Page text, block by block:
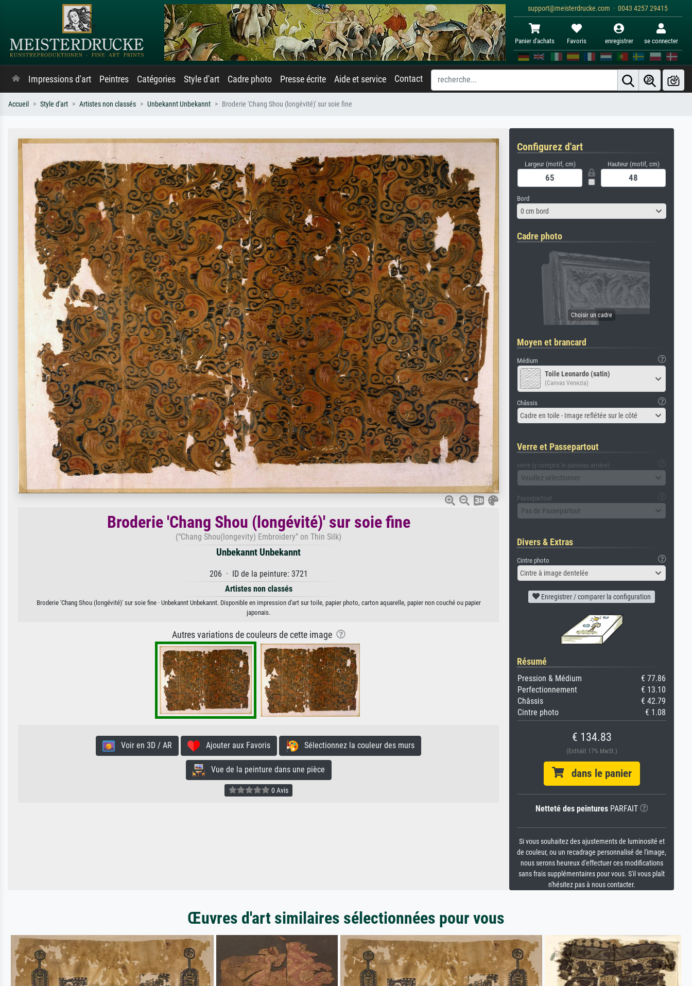
support@meisterdrucke.com · 0043 4257 29415
Panier d'achats Favoris enregistrer se connecter
Impressions d'art Peintres Catégories Style d'art Cadre photo Presse écrite Aide et service Contact
Accueil Style d'art Artistes non classés Unbekannt Unbekannt Broderie 'Chang Shou (longévité)' sur soie fine
Broderie 'Chang Shou (longévité)' sur soie fine
(“Chang Shou(longevity) Embroidery” on Thin Silk)
Unbekannt Unbekannt
206 · ID de la peinture: 3721
Artistes non classés
Broderie 'Chang Shou (longévité)' sur soie fine · Unbekannt Unbekannt. Disponible en impression d'art sur toile, papier photo, carton aquarelle, papier non couché ou papier
japonais.
Autres variations de couleurs de cette image
Voir en 3D / AR Ajouter aux Favoris Sélectionnez la couleur des murs
Vue de la peinture dans une pièce
0 Avis
Configurez d'art
Largeur (motif, cm) Hauteur (motif, cm)
Bord
0 cm bord
Cadre photo
Moyen et brancard
Médium
Toile Leonardo (satin)
(Canvas Venezia)
Châssis
Cadre en toile - Image reflétée sur le côté
Verre et Passepartout
verre (y compris le panneau arrière)
Veuillez sélectionner
Passepartout
Pas de Passepartout
Divers & Extras
Cintre photo
Cintre à image dentelée
Enregistrer / comparer la configuration
Résumé
Pression & Médium
€ 77.86
Perfectionnement
€ 13.10
Châssis
€ 42.79
Cintre photo
€ 1.08
€ 134.83
(Enthält 17% MwSt.)
dans le panier
Netteté des peinturesPARFAIT
Si vous souhaitez des ajustements de luminosité et
de couleur, ou un recadrage personnalisé de l'image,
nous serons heureux d'effectuer ces modifications
sans frais supplémentaires pour vous. S'il vous plaît
n'hésitez pas à nous contacter.
Œuvres d'art similaires sélectionnées pour vous